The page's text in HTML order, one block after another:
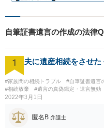
自筆証書遺言の作成の法律
1 夫に遺産相続をさせた
#家族間の相続トラブル #自筆証書遺言
#相続放棄
#遺言の真偽鑑定・遺言無効
2022年3月1日
匿名B 弁護士